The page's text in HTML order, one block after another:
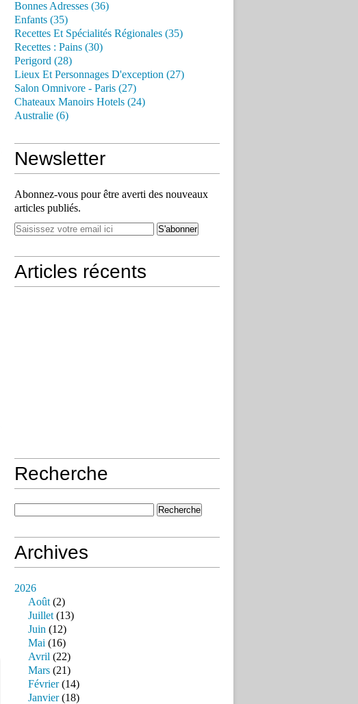
Bonnes Adresses (36)
Enfants (35)
Recettes Et Spécialités Régionales (35)
Recettes : Pains (30)
Perigord (28)
Lieux Et Personnages D'exception (27)
Salon Omnivore - Paris (27)
Chateaux Manoirs Hotels (24)
Australie (6)
Newsletter
Abonnez-vous pour être averti des nouveaux
articles publiés.
Articles récents
Recherche
Archives
2026
Août(2)
Juillet(13)
Juin (12)
Mai (16)
Avril (22)
Mars (21)
Février(14)
Janvier(18)